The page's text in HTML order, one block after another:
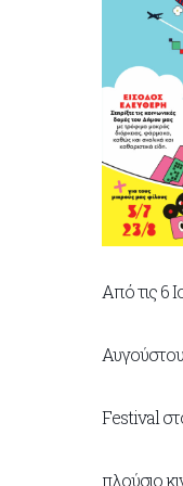
Από τις 6
Festival
πλούσιο